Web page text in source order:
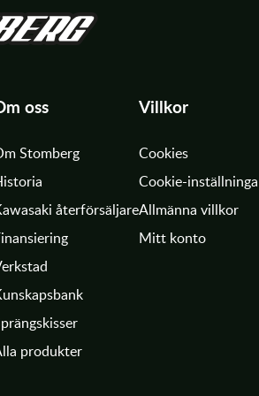
oss
Stomberg
återförsäljare
produkter
Villkor
Cookies
Cookie-
Allmänna villkor
Mitt konto